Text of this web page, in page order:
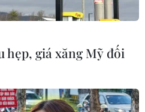
hẹp, giá xăng Mỹ đối